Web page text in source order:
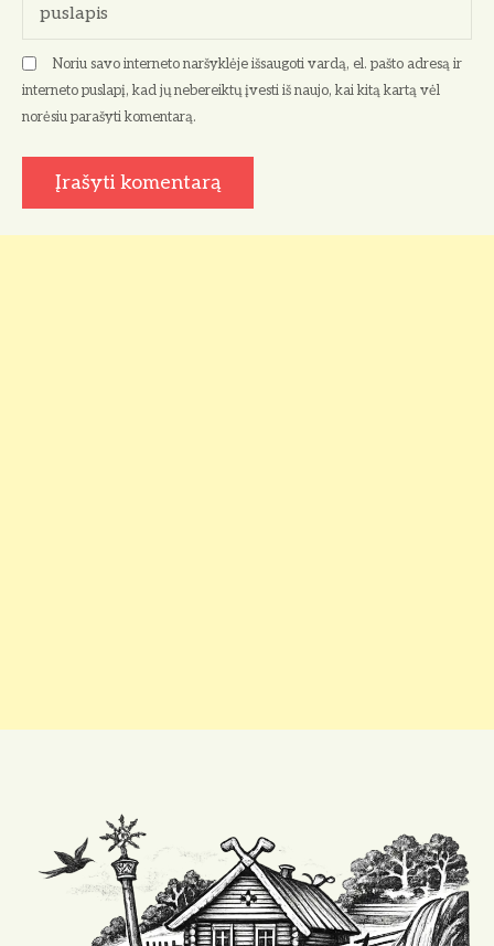
puslapis
Noriu savo interneto naršyklėje išsaugoti vardą, el. pašto adresą ir
interneto puslapį, kad jų nebereiktų įvesti iš naujo, kai kitą kartą vėl
norėsiu parašyti komentarą.